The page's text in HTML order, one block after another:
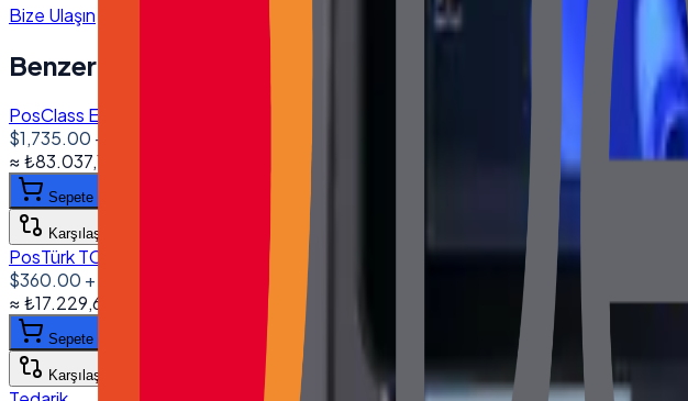
Bize Ulaşın
Benzer Ürünler
PosClass EA-1160 11.6'' USB Dokunmatik Monitör 1920*1080 FHD
$1,735.00 + KDV
≈₺83.037,10
Sepete ekle
Karşılaştır
PosTürk TCH-2150M 21.5'' Dokunmatik Monitör VGA HDMI DVI 1920*1080 FHD
$360.00 + KDV
≈₺17.229,60
Sepete ekle
Karşılaştır